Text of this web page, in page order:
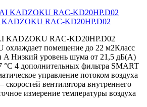
RAC-KD20HP.D02
KADZOKU RAC-KD20HP.D02
охлаждает помещение до 22 м2Класс
A Низкий уровень шума от 21,5 дБ(А)
°С 4 дополнительных фильтра SMART
управление потоком воздуха
скоростей вентилятора внутреннего
измерение температуры воздуха